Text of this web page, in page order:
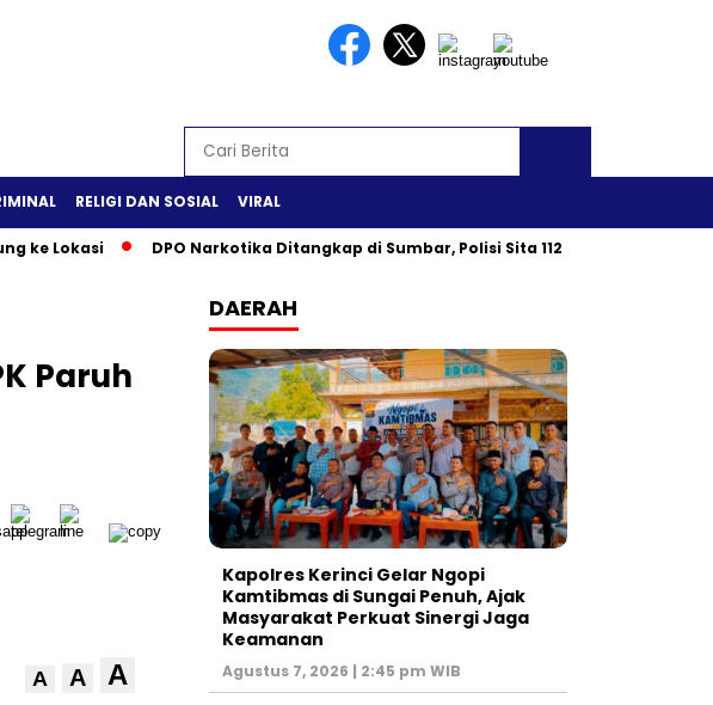
RELIGI DAN SOSIAL VIRAL
ke Lokasi DPO Narkotika Ditangkap di Sumbar, Polisi Sita 112 Gram Sabu
Paruh
A A A
DAERAH
Kapolres Kerinci Gelar Ngopi
Kamtibmas di Sungai Penuh, Ajak
Masyarakat Perkuat Sinergi Jaga
Keamanan
Agustus 7, 2026 | 2:45 pm WIB